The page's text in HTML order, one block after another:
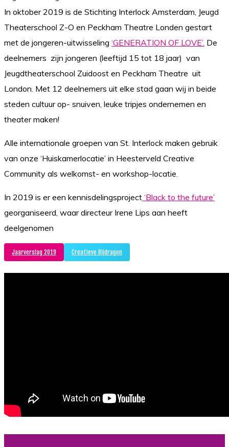
In oktober 2019 is de Stichting Interlock Amsterdam, Jeugd
Theaterschool Z-O en Peckham Theatre Londen gestart
met de jongeren-uitwisseling ‘GENERATION OF LOVE’. De
deelnemers zijn jongeren (leeftijd 15 tot 18 jaar) van
Jeugdtheaterschool Zuidoost en Peckham Theatre uit
London. Met 12 deelnemers uit elke stad gaan wij in beide
steden cultuur op- snuiven, leuke tripjes ondernemen en
theater maken!
Alle internationale groepen van St. Interlock maken gebruik
van onze ‘Huiskamerlocatie’ in Heesterveld Creative
Community als welkomst- en workshop-locatie.
In 2019 is er een kennisdelingsproject ‘Black to the future’
georganiseerd, waar directeur Irene Lips aan heeft
deelgenomen
Jaarverslag 2019 Creatieve Bijdragen